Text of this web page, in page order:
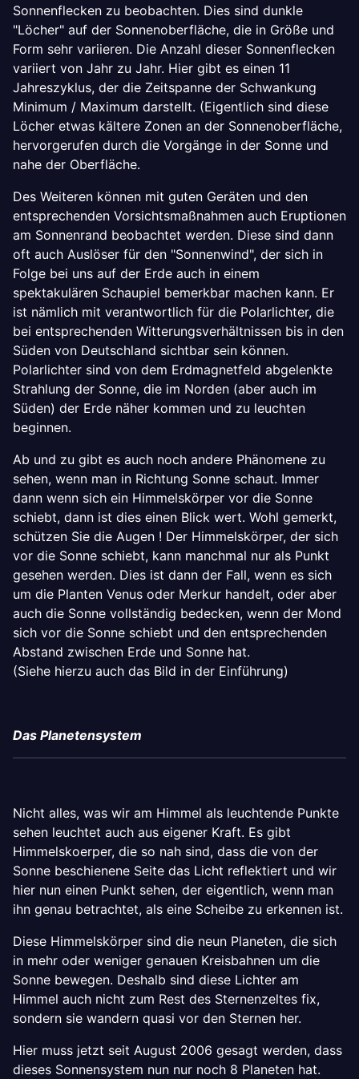
Sonnenflecken zu beobachten. Dies sind dunkle
"Löcher" auf der Sonnenoberfläche, die in Größe und
Form sehr variieren. Die Anzahl dieser Sonnenflecken
variiert von Jahr zu Jahr. Hier gibt es einen 11
Jahreszyklus, der die Zeitspanne der Schwankung
Minimum / Maximum darstellt. (Eigentlich sind diese
Löcher etwas kältere Zonen an der Sonnenoberfläche,
hervorgerufen durch die Vorgänge in der Sonne und
nahe der Oberfläche.
Des Weiteren können mit guten Geräten und den
entsprechenden Vorsichtsmaßnahmen auch Eruptionen
am Sonnenrand beobachtet werden. Diese sind dann
oft auch Auslöser für den "Sonnenwind", der sich in
Folge bei uns auf der Erde auch in einem
spektakulären Schaupiel bemerkbar machen kann. Er
ist nämlich mit verantwortlich für die Polarlichter, die
bei entsprechenden Witterungsverhältnissen bis in den
Süden von Deutschland sichtbar sein können.
Polarlichter sind von dem Erdmagnetfeld abgelenkte
Strahlung der Sonne, die im Norden (aber auch im
Süden) der Erde näher kommen und zu leuchten
beginnen.
Ab und zu gibt es auch noch andere Phänomene zu
sehen, wenn man in Richtung Sonne schaut. Immer
dann wenn sich ein Himmelskörper vor die Sonne
schiebt, dann ist dies einen Blick wert. Wohl gemerkt,
schützen Sie die Augen ! Der Himmelskörper, der sich
vor die Sonne schiebt, kann manchmal nur als Punkt
gesehen werden. Dies ist dann der Fall, wenn es sich
um die Planten Venus oder Merkur handelt, oder aber
auch die Sonne vollständig bedecken, wenn der Mond
sich vor die Sonne schiebt und den entsprechenden
Abstand zwischen Erde und Sonne hat.
(Siehe hierzu auch das Bild in der Einführung)
Das Planetensystem
Nicht alles, was wir am Himmel als leuchtende Punkte
sehen leuchtet auch aus eigener Kraft. Es gibt
Himmelskoerper, die so nah sind, dass die von der
Sonne beschienene Seite das Licht reflektiert und wir
hier nun einen Punkt sehen, der eigentlich, wenn man
ihn genau betrachtet, als eine Scheibe zu erkennen ist.
Diese Himmelskörper sind die neun Planeten, die sich
in mehr oder weniger genauen Kreisbahnen um die
Sonne bewegen. Deshalb sind diese Lichter am
Himmel auch nicht zum Rest des Sternenzeltes fix,
sondern sie wandern quasi vor den Sternen her.
Hier muss jetzt seit August 2006 gesagt werden, dass
dieses Sonnensystem nun nur noch 8 Planeten hat.